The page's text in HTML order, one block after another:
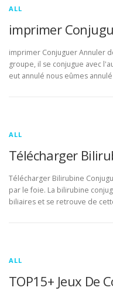
ALL
imprimer
imprimer Conjuguer Annuler
groupe, il se conjugue avec
eut annulé nous eûmes
ALL
Télécharger
Télécharger Bilirubine
par le foie. La bilirubine
biliaires et se retrouve de
ALL
TOP15+ Jeux De